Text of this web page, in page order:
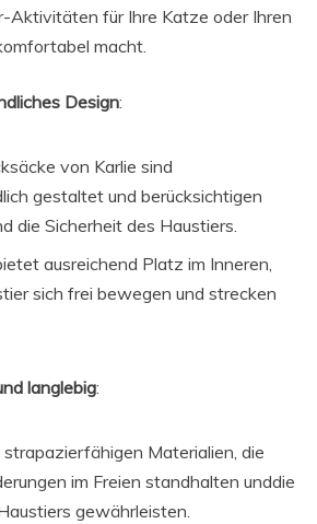
Aktivitäten für Ihre Katze oder Ihren
macht.
Design:
von Karlie sind
gestaltet und berücksichtigen
die Sicherheit des Haustiers.
ausreichend Platz im Inneren,
sich frei bewegen und strecken
langlebig:
Materialien, die
im Freien standhalten unddie
gewährleisten.